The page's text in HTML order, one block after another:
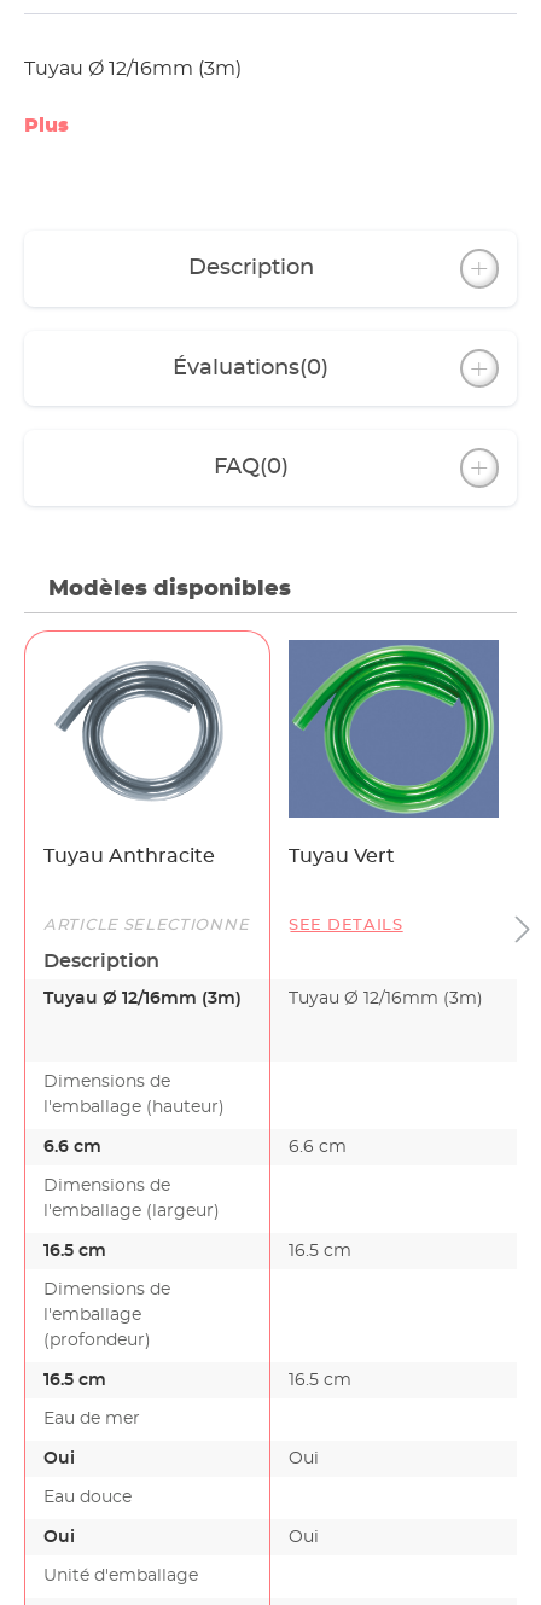
Tuyau Ø 12/16mm (3m)
Plus
Description
Évaluations(0)
FAQ(0)
Modèles disponibles
Tuyau Anthracite Tuyau Vert
ARTICLE SÉLECTIONNÉ SEE DETAILS
Description
Tuyau Ø 12/16mm (3m) Tuyau Ø 12/16mm (3m)
Dimensions de
l'emballage (hauteur)
6.6 cm 6.6 cm
Dimensions de
l'emballage (largeur)
16.5 cm 16.5 cm
Dimensions de
l'emballage
(profondeur)
16.5 cm 16.5 cm
Eau de mer
Oui Oui
Eau douce
Oui Oui
Unité d'emballage